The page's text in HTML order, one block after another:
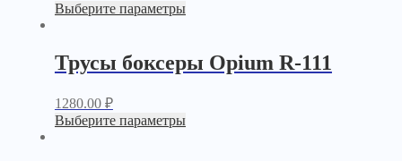
Выберите параметры
Трусы боксеры Opium R-111
1280.00 ₽
Выберите параметры